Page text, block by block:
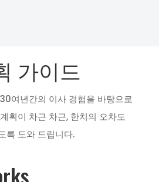
가이드
여년간의 이사 경험을 바탕으로
획이 차근 차근, 한치의 오차도
록 도와 드립니다.